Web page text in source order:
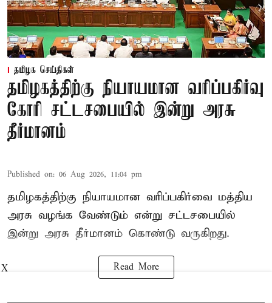
தமிழக செய்திகள்
தமிழகத்திற்கு நியாயமான வரிப்பகிர்வு
கோரி சட்டசபையில் இன்று அரசு
தீர்மானம்
Published on: 06 Aug 2026, 11:04 pm
தமிழகத்திற்கு நியாயமான வரிப்பகிர்வை மத்திய
அரசு வழங்க வேண்டும் என்று சட்டசபையில்
இன்று அரசு தீர்மானம் கொண்டு வருகிறது.
Read More
X